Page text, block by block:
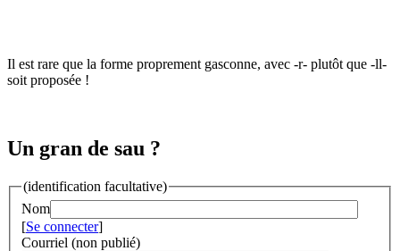
Il est rare que la forme proprement gasconne, avec -r- plutôt que -ll-
soit proposée !
Un gran de sau ?
(identification facultative)
Nom
[Se connecter]
Courriel (non publié)